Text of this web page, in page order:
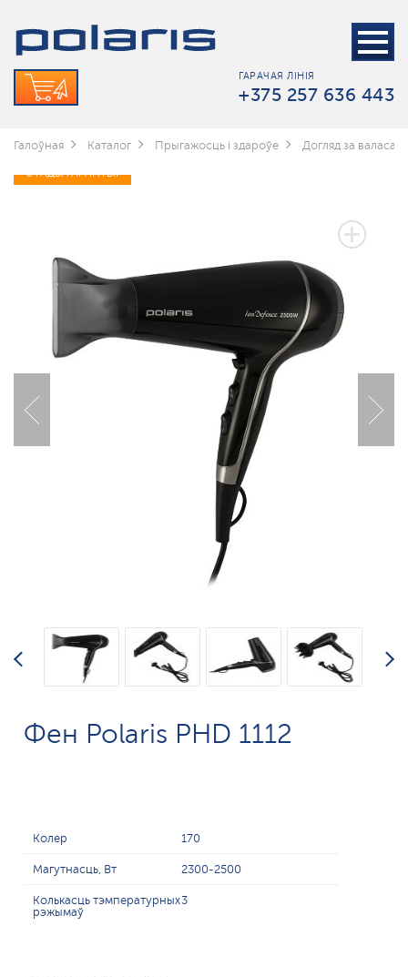
ГАРАЧАЯ ЛІНІЯ
+375 257 636 443
Галоўная Каталог Прыгажосць і здароўе Догляд за валасамі
3 ГАДЫ ГАРАНТЫІ
Фен Polaris PHD 1112
Колер 170
Магутнасць, Вт 2300-2500
Колькасць тэмпературных
рэжымаў
3